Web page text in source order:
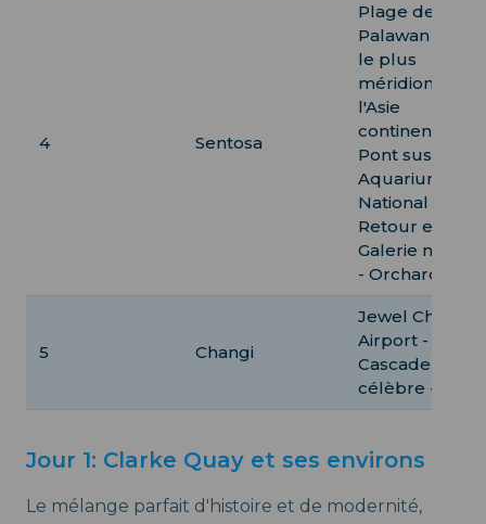
4 Sentosa
Plage de
Palawan -
le plus
méridional de
l'Asie
continentale -
Pont
Aquarium
National -
Retour en ville
Galerie
- Orchard
5 Changi
Jewel Changi
Airport -
Cascade
célèbre -
Jour 1: Clarke Quay et ses environs
Le mélange parfait d'histoire et de modernité,